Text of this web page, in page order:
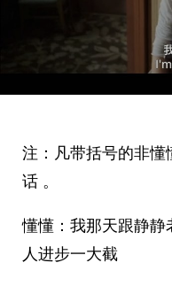
注：凡带括号的非
话 。
懂懂：我那天跟静
人进步一大截